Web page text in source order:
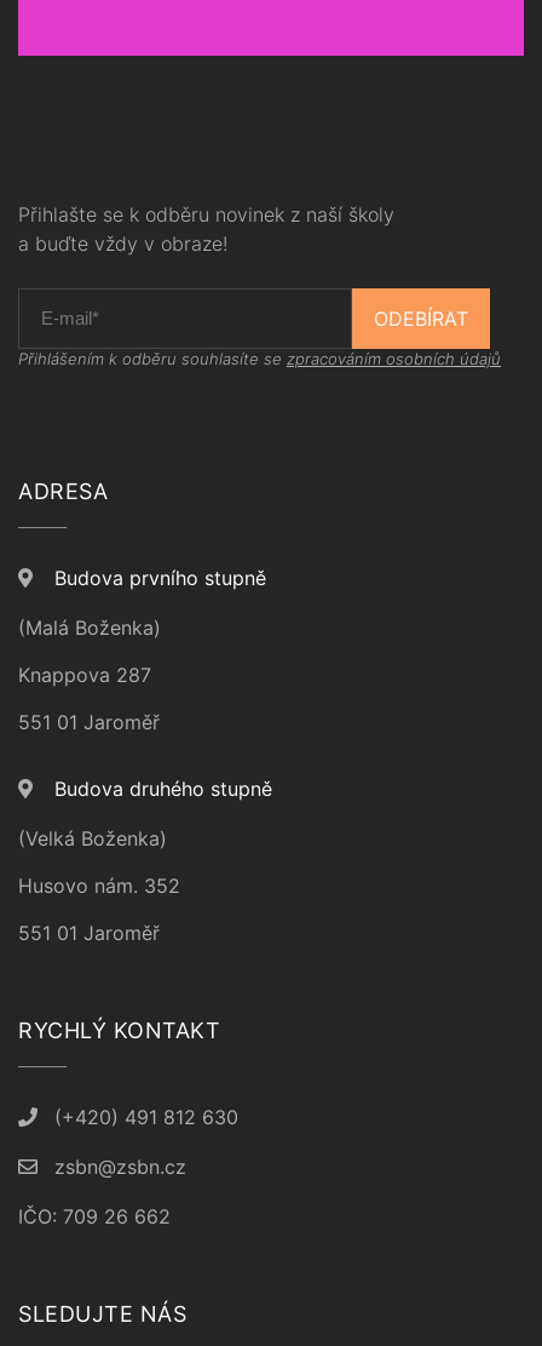
Přihlašte se k odběru novinek z naší školy
a buďte vždy v obraze!
ODEBÍRAT
Přihlášením k odběru souhlasíte se zpracováním osobních údajů
ADRESA
Budova prvního stupně
(Malá Boženka)
Knappova 287
551 01 Jaroměř
Budova druhého stupně
(Velká Boženka)
Husovo nám. 352
551 01 Jaroměř
RYCHLÝ KONTAKT
(+420) 491 812 630
zsbn@zsbn.cz
IČO: 709 26 662
SLEDUJTE NÁS